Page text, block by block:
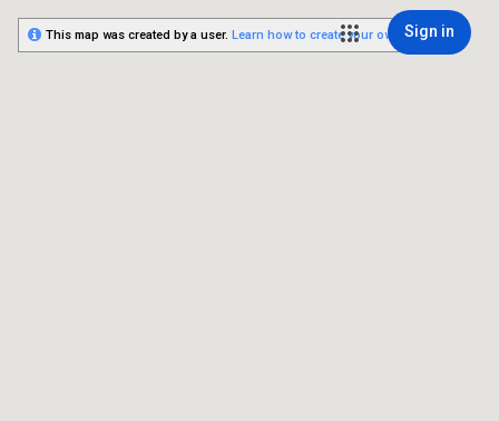
Sign in
This map was created by a user. Learn how to create your own.